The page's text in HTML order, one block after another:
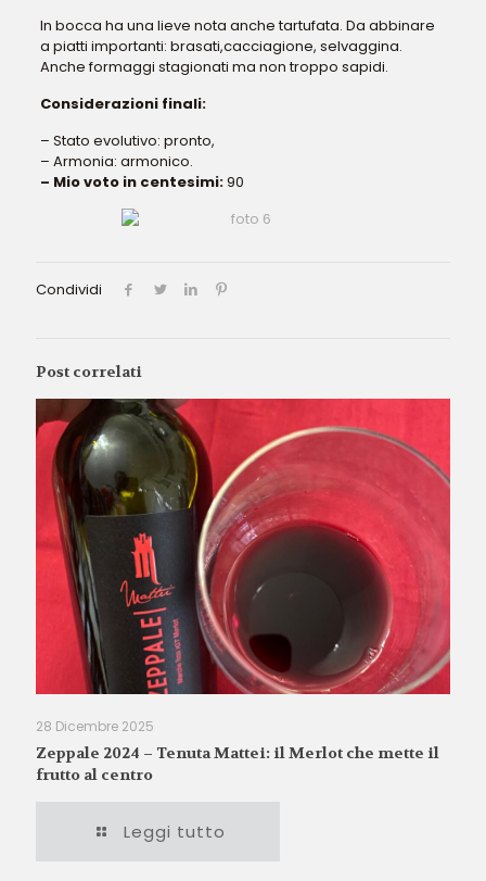
In bocca ha una lieve nota anche tartufata. Da abbinare
a piatti importanti: brasati,cacciagione, selvaggina.
Anche formaggi stagionati ma non troppo sapidi.
Considerazioni finali:
– Stato evolutivo: pronto,
– Armonia: armonico.
– Mio voto in centesimi:90
Condividi
Post correlati
28 Dicembre 2025
Zeppale 2024 – Tenuta Mattei: il Merlot che mette il
frutto al centro
Leggi tutto